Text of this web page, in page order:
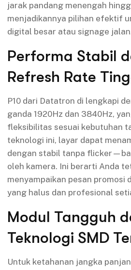
jarak pandang menengah
menjadikannya pilihan efektif
digital besar atau signage
Performa Stabil
Refresh Rate
P10 dari Datatron di lengkapi
ganda 1920Hz dan 3840Hz,
fleksibilitas sesuai kebutuhan
teknologi ini, layar dapat
dengan stabil tanpa
oleh kamera. Ini berarti Anda
menyampaikan pesan promosi
yang halus dan profesional
Modul Tangguh
Teknologi SMD
Untuk ketahanan jangka